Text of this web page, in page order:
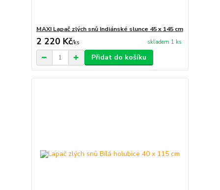
MAXI Lapač zlých snů Indiánské slunce 45 x 145 cm
2 220 Kč/ks skladem 1 ks
Přidat do košíku